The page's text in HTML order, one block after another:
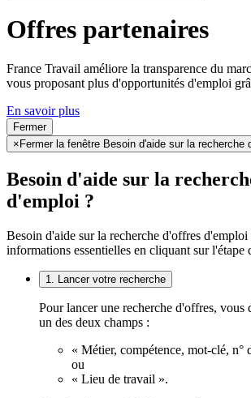
Offres partenaires
France Travail améliore la transparence du
vous proposant plus d'opportunités d'emploi
En savoir plus
Fermer
× Fermer la fenêtre Besoin d'aide sur la recherche
Besoin d'aide sur la
d'emploi ?
Besoin d'aide sur la recherche d'offres d'emploi
informations essentielles en cliquant sur l'étape
1. Lancer votre recherche
Pour lancer une recherche d'offres, vous
un des deux champs :
« Métier, compétence, mot-clé, n°
ou
« Lieu de travail ».